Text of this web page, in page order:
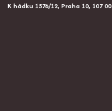
K hádku 1576/12, Praha 10, 107 00